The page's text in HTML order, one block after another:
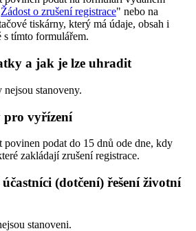
Žádost o zrušení registrace" nebo na
tiskárny, který má údaje, obsah i
s tímto formulářem.
a jak je lze uhradit
stanoveny.
pro vyřízení
povinen podat do 15 dnů ode dne, kdy
zakládají zrušení registrace.
(dotčení) řešení životní
stanoveni.